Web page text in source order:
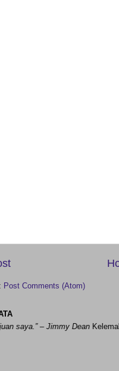
Post Comments (Atom)
– Jimmy Dean